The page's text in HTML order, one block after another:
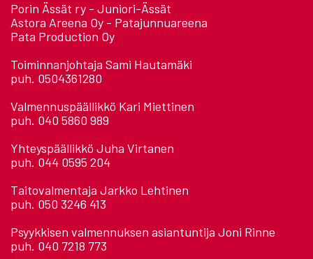
Porin Ässät ry - Juniori-Ässät
Astora Areena Oy - Patajunnuareena
Pata Production Oy
Toiminnanjohtaja Sami Hautamäki
puh. 0504361280
Valmennuspäällikkö Kari Miettinen
puh. 040 5860 989
Yhteyspäällikkö Juha Virtanen
puh. 044 0595 204
Taitovalmentaja Jarkko Lehtinen
puh. 050 3246 413
Psyykkisen valmennuksen asiantuntija Joni Rinne
puh. 040 7218 773